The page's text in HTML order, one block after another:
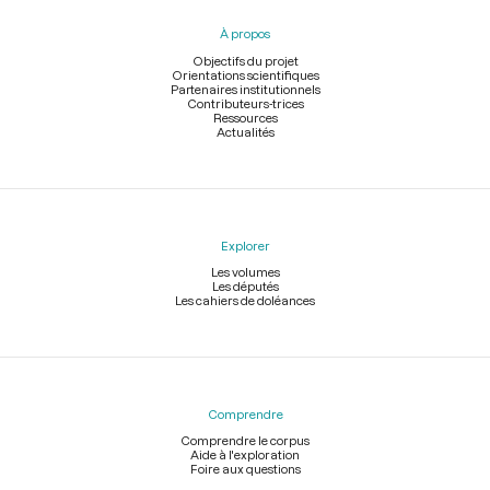
À propos
Objectifs du projet
Orientations scientifiques
Partenaires institutionnels
Contributeurs-trices
Ressources
Actualités
Explorer
Les volumes
Les députés
Les cahiers de doléances
Comprendre
Comprendre le corpus
Aide à l'exploration
Foire aux questions